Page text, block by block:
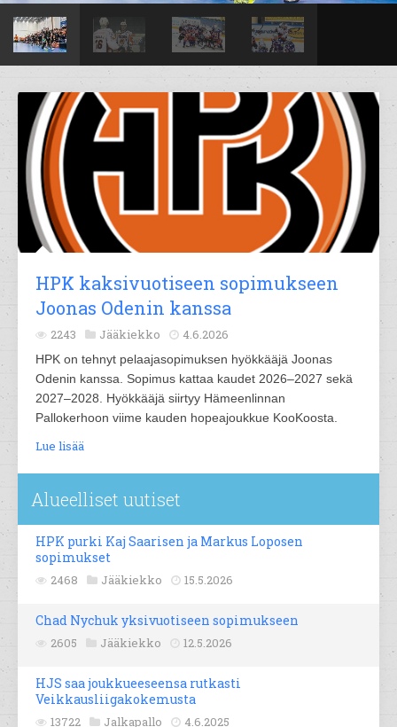
HPK kaksivuotiseen sopimukseen
Joonas Odenin kanssa
2243 Jääkiekko 4.6.2026
HPK on tehnyt pelaajasopimuksen hyökkääjä Joonas
Odenin kanssa. Sopimus kattaa kaudet 2026–2027 sekä
2027–2028. Hyökkääjä siirtyy Hämeenlinnan
Pallokerhoon viime kauden hopeajoukkue KooKoosta.
Lue lisää
Alueelliset uutiset
HPK purki Kaj Saarisen ja Markus Loposen
sopimukset
2468 Jääkiekko 15.5.2026
Chad Nychuk yksivuotiseen sopimukseen
2605 Jääkiekko 12.5.2026
HJS saa joukkueeseensa rutkasti
Veikkausliigakokemusta
13722 Jalkapallo 4.6.2025